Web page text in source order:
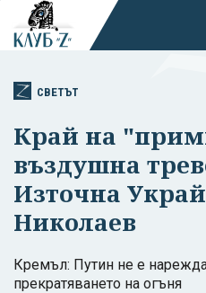
СВЕТЪТ
Край на
въздушна
Източна
Николаев
Кремъл: Путин не е
прекратяването на огъня